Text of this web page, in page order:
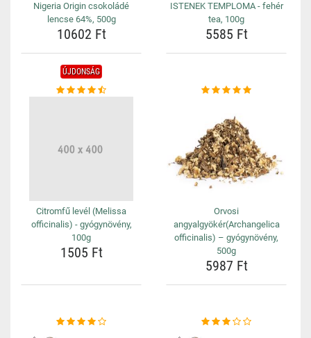
Nigeria Origin csokoládé
lencse 64%, 500g
10602 Ft
ISTENEK TEMPLOMA - fehér
tea, 100g
5585 Ft
ÚJDONSÁG
Citromfű levél (Melissa
officinalis) - gyógynövény,
100g
1505 Ft
Orvosi
angyalgyökér(Archangelica
officinalis) – gyógynövény,
500g
5987 Ft